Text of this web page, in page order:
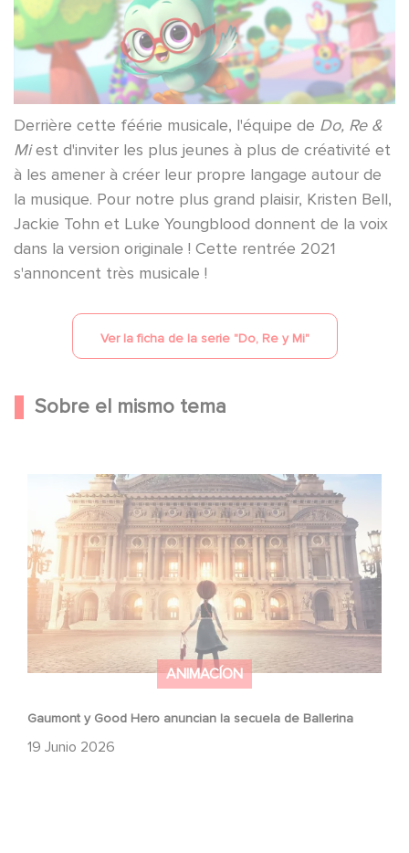
Derrière cette féérie musicale, l'équipe de Do, Re &
Miest d'inviter les plus jeunes à plus de créativité et
à les amener à créer leur propre langage autour de
la musique. Pour notre plus grand plaisir, Kristen Bell,
Jackie Tohn et Luke Youngblood donnent de la voix
dans la version originale ! Cette rentrée 2021
s'annoncent très musicale !
Ver la ficha de la serie "Do, Re y Mi"
Sobre el mismo tema
ANIMACÍON
Gaumont y Good Hero anuncian la secuela de Ballerina
19 Junio 2026
Gaumont y Good Hero anuncian la secuela de Ballerina